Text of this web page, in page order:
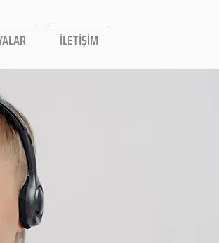
İLETİŞİM